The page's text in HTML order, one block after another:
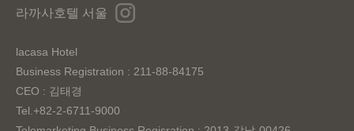
라까사호텔 서울
lacasa Hotel
Business Registration : 211-88-84175
CEO : 김태경
Tel.+82-2-6711-9000